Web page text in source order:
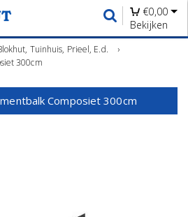
€0,00
Bekijken
Tuinhuis, Prieel, E.d.
›
300cm
Composiet 300cm